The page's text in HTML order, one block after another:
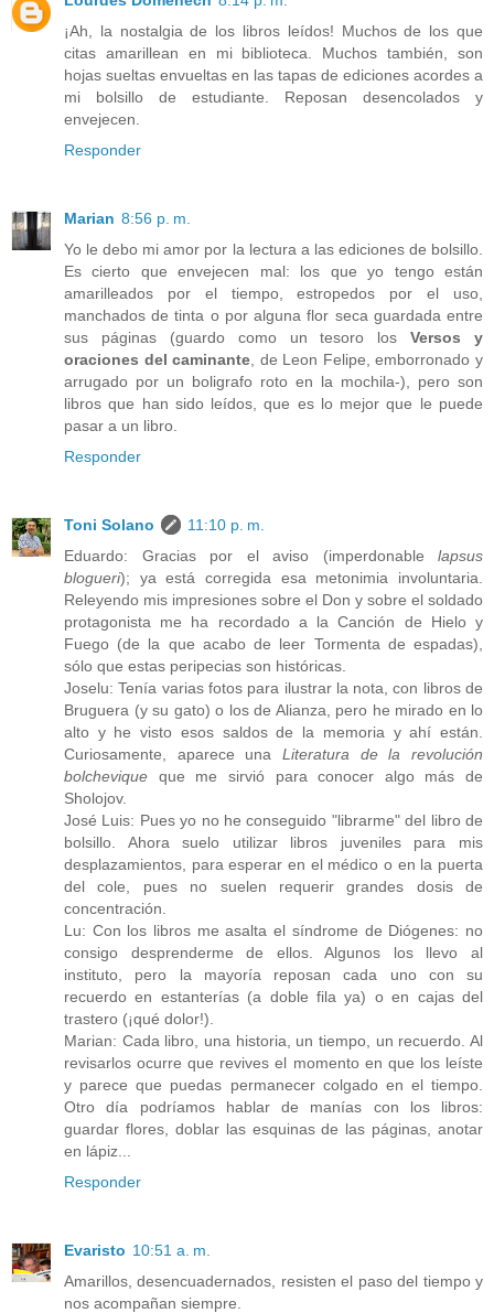
¡Ah, la nostalgia de los libros leídos! Muchos de los que
citas amarillean en mi biblioteca. Muchos también, son
hojas sueltas envueltas en las tapas de ediciones acordes a
mi bolsillo de estudiante. Reposan desencolados y
envejecen.
Responder
Marian 8:56 p. m.
Yo le debo mi amor por la lectura a las ediciones de bolsillo.
Es cierto que envejecen mal: los que yo tengo están
amarilleados por el tiempo, estropedos por el uso,
manchados de tinta o por alguna flor seca guardada entre
sus páginas (guardo como un tesoro losVersos y
oraciones del caminante , de Leon Felipe, emborronado y
arrugado por un boligrafo roto en la mochila-), pero son
libros que han sido leídos, que es lo mejor que le puede
pasar a un libro.
Responder
Toni Solano
11:10 p. m.
Eduardo: Gracias por el aviso (imperdonable lapsus
blogueri); ya está corregida esa metonimia involuntaria.
Releyendo mis impresiones sobre el Don y sobre el soldado
protagonista me ha recordado a la Canción de Hielo y
Fuego (de la que acabo de leer Tormenta de espadas),
sólo que estas peripecias son históricas.
Joselu: Tenía varias fotos para ilustrar la nota, con libros de
Bruguera (y su gato) o los de Alianza, pero he mirado en lo
alto y he visto esos saldos de la memoria y ahí están.
Curiosamente, aparece una Literatura de la revolución
bolchevique que me sirvió para conocer algo más de
Sholojov.
José Luis: Pues yo no he conseguido "librarme" del libro de
bolsillo. Ahora suelo utilizar libros juveniles para mis
desplazamientos, para esperar en el médico o en la puerta
del cole, pues no suelen requerir grandes dosis de
concentración.
Lu: Con los libros me asalta el síndrome de Diógenes: no
consigo desprenderme de ellos. Algunos los llevo al
instituto, pero la mayoría reposan cada uno con su
recuerdo en estanterías (a doble fila ya) o en cajas del
trastero (¡qué dolor!).
Marian: Cada libro, una historia, un tiempo, un recuerdo. Al
revisarlos ocurre que revives el momento en que los leíste
y parece que puedas permanecer colgado en el tiempo.
Otro día podríamos hablar de manías con los libros:
guardar flores, doblar las esquinas de las páginas, anotar
en lápiz...
Responder
Evaristo 10:51 a. m.
Amarillos, desencuadernados, resisten el paso del tiempo y
nos acompañan siempre.